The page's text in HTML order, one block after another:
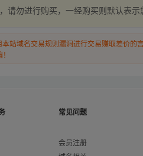
请勿进行购买，一经购买则默认表
站域名交易规则漏洞进行交易赚取差价的
常见问题
会员注册